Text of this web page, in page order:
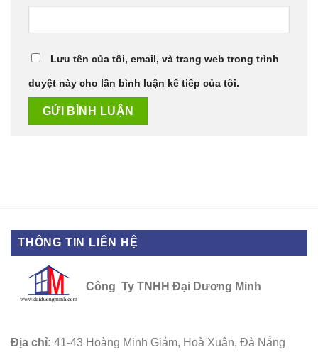
Lưu tên của tôi, email, và trang web trong trình
duyệt này cho lần bình luận kế tiếp của tôi.
THÔNG TIN LIÊN HỆ
Công Ty TNHH Đại Dương Minh
Địa chỉ: 41-43 Hoàng Minh Giám, Hoà Xuân, Đà Nẵng